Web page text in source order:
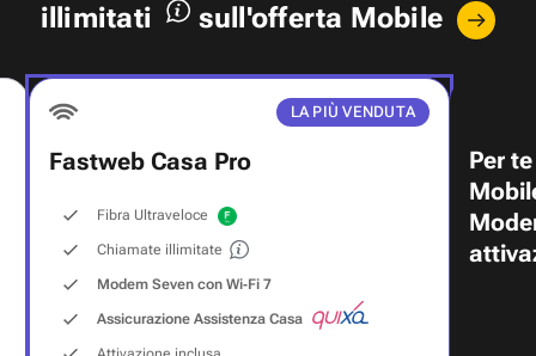
illimitati
sull'offerta Mobile
LA PIÙ VENDUTA
Fastweb Casa Pro
Fibra Ultraveloce
Chiamate illimitate
Modem Seven con Wi‑Fi 7
Assicurazione Assistenza Casa
Per